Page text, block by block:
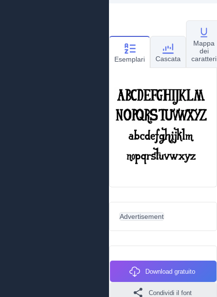
Esemplari Cascata
Mappa
dei
caratteri
Advertisement
Download gratuito
Condividi il font